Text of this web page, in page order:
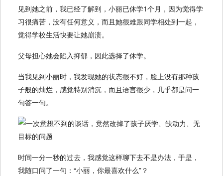
见到她之前，我已经了解到，小丽已休学1个月，因为觉得学
习很痛苦，没有任何意义，而且她很难跟同学相处到一起，
觉得学校生活快要让她崩溃。
父母担心她会陷入抑郁，因此选择了休学。
当我见到小丽时，我发现她的状态很不好，脸上没有那种孩
子般的灿烂，感觉特别消沉，而且语言很少，几乎都是问一
句答一句。
时间一分一秒的过去，我感觉这样聊下去不是办法，于是，
我随口问了一句：“小丽，你最喜欢什么”？